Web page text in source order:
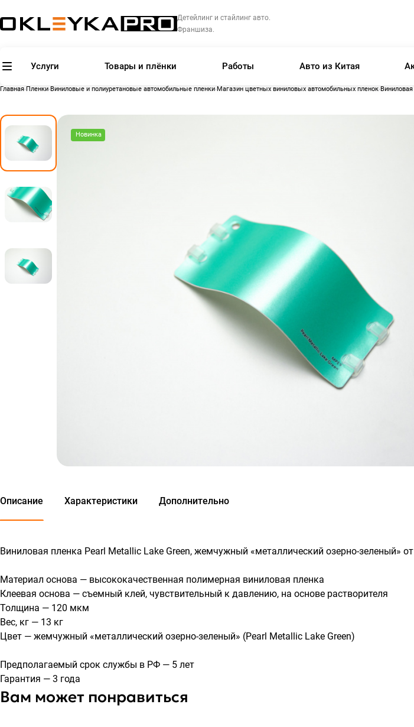
Детейлинг и стайлинг авто.
Франшиза.
Услуги Товары и плёнки Работы Авто из Китая
Главная Пленки Виниловые и полиуретановые автомобильные пленки Магазин цветных виниловых автомобильных пленок
Новинка
Описание Характеристики Дополнительно
Виниловая пленка Pearl Metallic Lake Green, жемчужный «металлический озерно-зеленый»
Материал основа — высококачественная полимерная виниловая пленка
Клеевая основа — съемный клей, чувствительный к давлению, на основе растворителя
Толщина — 120 мкм
Вес, кг — 13 кг
Цвет — жемчужный «металлический озерно-зеленый» (Pearl Metallic Lake Green)
Предполагаемый срок службы в РФ — 5 лет
Гарантия — 3 года
Вам может понравиться